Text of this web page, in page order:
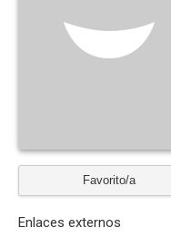
Favorito/a
Enlaces externos